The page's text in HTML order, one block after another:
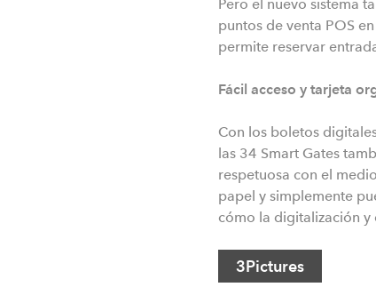
Pero el nuevo sistema
puntos de venta POS
permite reservar
Fácil acceso y tarjeta
Con los boletos
las 34 Smart Gates
respetuosa con el
papel y simplemente
cómo la digitalización
3Pictures